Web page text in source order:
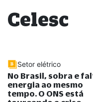
Celesc
Setor elétrico
No Brasil, sobra e
energia ao mesmo
tempo. O ONS está